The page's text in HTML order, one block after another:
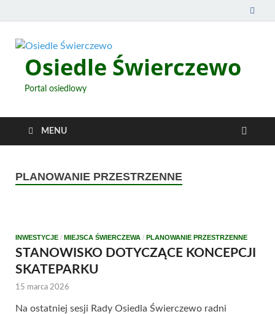
Osiedle Świerczewo
Portal osiedlowy
MENU
PLANOWANIE PRZESTRZENNE
INWESTYCJE / MIEJSCA ŚWIERCZEWA / PLANOWANIE PRZESTRZENNE
STANOWISKO DOTYCZĄCE KONCEPCJI
SKATEPARKU
15 marca 2026
Na ostatniej sesji Rady Osiedla Świerczewo radni